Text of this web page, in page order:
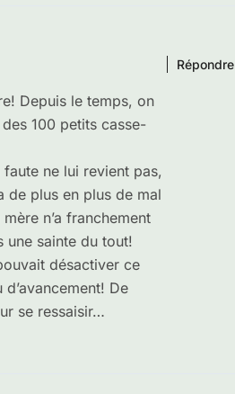
Depuis le temps, on
100 petits casse-
ne lui revient pas,
de plus en plus de mal
n’a franchement
une sainte du tout!
désactiver ce
De
se ressaisir…
Répondre